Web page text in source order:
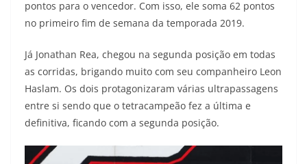
p
m
k
k
pontos para o vencedor. Com isso, ele soma 62 pontos
no primeiro fim de semana da temporada 2019.
Já Jonathan Rea, chegou na segunda posição em todas
as corridas, brigando muito com seu companheiro Leon
Haslam. Os dois protagonizaram várias ultrapassagens
entre si sendo que o tetracampeão fez a última e
definitiva, ficando com a segunda posição.